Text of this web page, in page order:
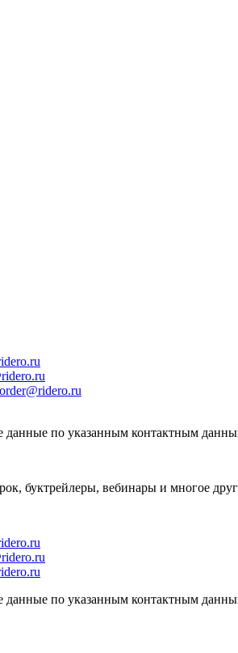
order@ridero.ru
данные по указанным контактным
буктрейлеры, вебинары и многое
данные по указанным контактным